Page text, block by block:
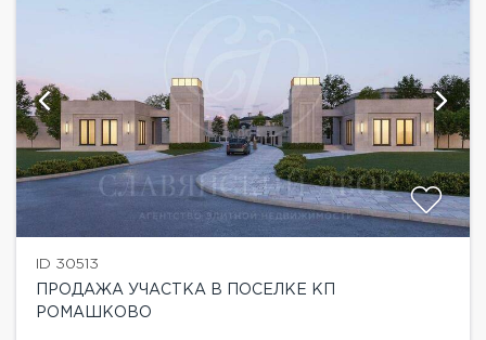
ID 30513
ПРОДАЖА УЧАСТКА В ПОСЕЛКЕ КП
РОМАШКОВО